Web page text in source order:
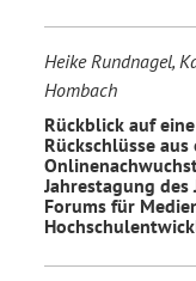
Heike Rundnagel,
Hombach
Rückblick auf
Rückschlüsse
Jahrestagung des
Forums für